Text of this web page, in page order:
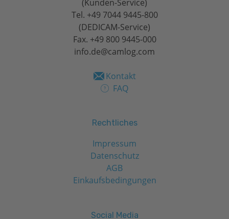
(Kunden-Service)
Tel. +49 7044 9445-800
(DEDICAM-Service)
Fax. +49 800 9445-000
info.de@camlog.com
Kontakt
FAQ
Rechtliches
Impressum
Datenschutz
AGB
Einkaufsbedingungen
Social Media